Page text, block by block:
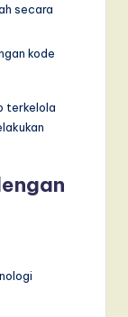
secara
kode
terkelola